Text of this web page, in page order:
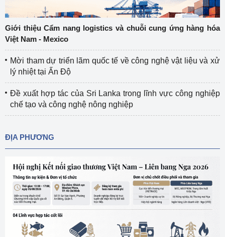
Giới thiệu Cẩm nang logistics và chuỗi cung ứng hàng hóa
Việt Nam - Mexico
Mời tham dự triển lãm quốc tế về công nghệ vật liệu và xử
lý nhiệt tại Ấn Độ
Đề xuất hợp tác của Sri Lanka trong lĩnh vực công nghiệp
chế tạo và công nghệ nông nghiệp
ĐỊA PHƯƠNG